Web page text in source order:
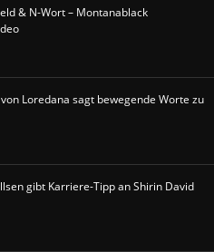
& N-Wort – Montanablack
Loredana sagt bewegende Worte zu
gibt Karriere-Tipp an Shirin David